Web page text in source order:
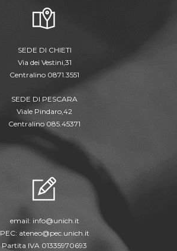
SEDE DI CHIETI
Via dei Vestini,31
Centralino 0871.3551
SEDE DI PESCARA
Viale Pindaro,42
Centralino 085.45371
email: info@unich.it
PEC: ateneo@pec.unich.it
Partita IVA 01335970693